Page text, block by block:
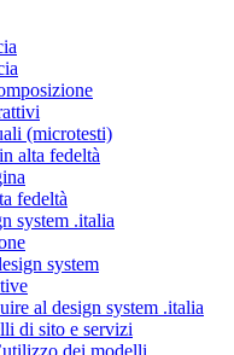
(microtesti)
alta fedeltà
fedeltà
system .italia
system
al design system .italia
di sito e servizi
dei modelli